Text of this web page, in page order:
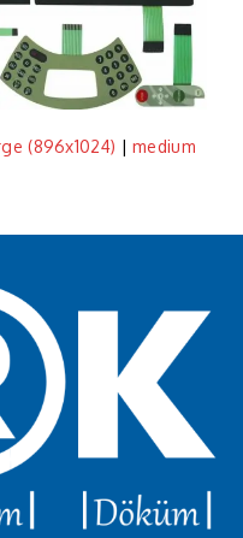
(896x1024) |medium